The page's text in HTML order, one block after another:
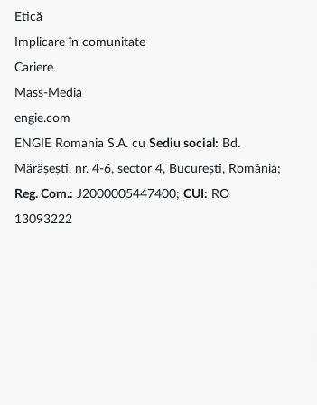
Etică
Implicare în comunitate
Cariere
Mass-Media
engie.com
ENGIE Romania S.A. cu Sediu social: Bd.
Mărășești, nr. 4-6, sector 4, București, România;
Reg. Com.: J2000005447400; CUI: RO
13093222